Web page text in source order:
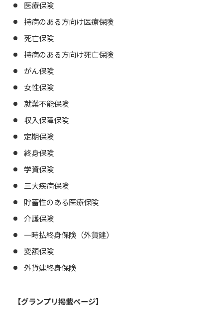
医療保険
持病のある方向け医療保険
死亡保険
持病のある方向け死亡保険
がん保険
女性保険
就業不能保険
収入保障保険
定期保険
終身保険
学資保険
三大疾病保険
貯蓄性のある医療保険
介護保険
一時払終身保険（外貨建）
変額保険
外貨建終身保険
【グランプリ掲載ページ】